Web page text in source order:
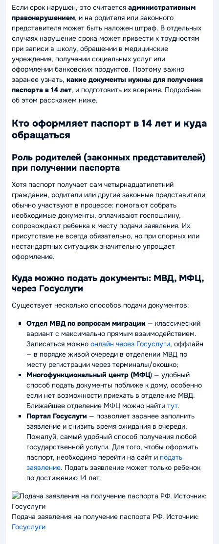
Если срок нарушен, это считается административным
правонарушением, и на родителя или законного
представителя может быть наложен штраф. В отдельных
случаях нарушение срока может привести к трудностям
при записи в школу, обращении в медицинские
учреждения, получении социальных услуг или
оформлении банковских продуктов. Поэтому важно
заранее узнать, какие документы нужны для получения
паспорта в 14 лет, и подготовить их вовремя. Подробнее
об этом расскажем ниже.
Кто оформляет паспорт в 14 лет и куда
обращаться
Роль родителей (законных представителей)
при получении паспорта
Хотя паспорт получает сам четырнадцатилетний
гражданин, родители или другие законные представители
обычно участвуют в процессе: помогают собрать
необходимые документы, оплачивают госпошлину,
сопровождают ребенка к месту подачи заявления. Их
присутствие не всегда обязательно, но при спорных или
нестандартных ситуациях значительно упрощает
оформление.
Куда можно подать документы: МВД, МФЦ,
через Госуслуги
Существует несколько способов подачи документов:
Отдел МВД по вопросам миграции — классический
вариант с максимально прямым взаимодействием.
Записаться можно онлайн через Госуслуги, оффлайн
— в порядке живой очереди в отделении МВД по
месту регистрации через терминалы/окошко;
Многофункциональный центр (МФЦ) — удобный
способ подать документы поближе к дому, особенно
если нет возможности приехать в отделение МВД.
Ближайшее отделение МФЦ можно найти тут.
Портал Госуслуги — позволяет заранее заполнить
заявление и снизить время ожидания в очереди.
Пожалуй, самый удобный способ получения любой
государственной услуги. Для того, чтобы оформить
паспорт, необходимо перейти на сайт и подать
заявление. Подать заявление может только ребенок
по достижению 14 лет.
Подача заявления на получение паспорта РФ. Источник:
Госуслуги